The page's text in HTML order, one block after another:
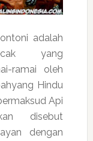
adalah
yang
ramai oleh
Hindu
Api
disebut
dengan